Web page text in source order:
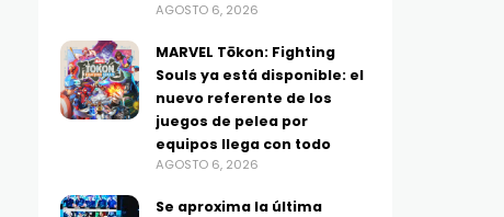
AGOSTO 6, 2026
MARVEL Tōkon: Fighting
Souls ya está disponible: el
nuevo referente de los
juegos de pelea por
equipos llega con todo
AGOSTO 6, 2026
Se aproxima la última